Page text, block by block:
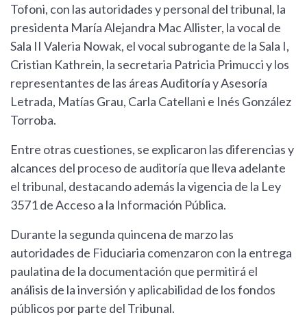
Tofoni, con las autoridades y personal del tribunal, la
presidenta María Alejandra Mac Allister, la vocal de
Sala II Valeria Nowak, el vocal subrogante de la Sala I,
Cristian Kathrein, la secretaria Patricia Primucci y los
representantes de las áreas Auditoría y Asesoría
Letrada, Matías Grau, Carla Catellani e Inés González
Torroba.
Entre otras cuestiones, se explicaron las diferencias y
alcances del proceso de auditoría que lleva adelante
el tribunal, destacando además la vigencia de la Ley
3571 de Acceso a la Información Pública.
Durante la segunda quincena de marzo las
autoridades de Fiduciaria comenzaron con la entrega
paulatina de la documentación que permitirá el
análisis de la inversión y aplicabilidad de los fondos
públicos por parte del Tribunal.